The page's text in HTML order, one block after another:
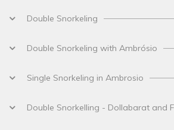
Double Snorkeling
Double Snorkeling with Ambrósio
Single Snorkeling in Ambrosio
Double Snorkelling - Dollabarat and